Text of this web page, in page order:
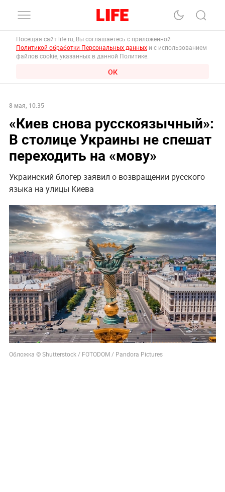
Посещая сайт life.ru, Вы соглашаетесь с приложенной
Политикой обработки Персональных данных и с использованием
файлов cookie, указанных в данной Политике.
ОК
8 мая, 10:35
«Киев снова русскоязычный»:
В столице Украины не спешат
переходить на «мову»
Украинский блогер заявил о возвращении русского
языка на улицы Киева
Обложка © Shutterstock / FOTODOM / Pandora Pictures